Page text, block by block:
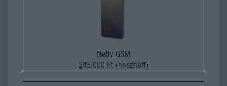
Nelly GSM
245.000 Ft (használt)